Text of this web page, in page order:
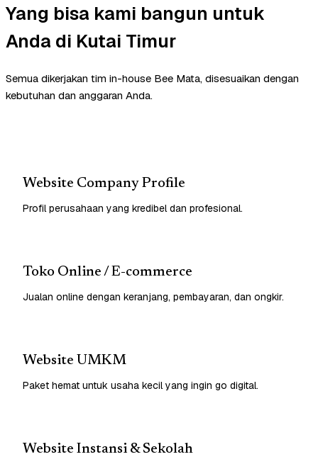
Yang bisa kami bangun untuk
Anda di Kutai Timur
Semua dikerjakan tim in-house Bee Mata, disesuaikan dengan
kebutuhan dan anggaran Anda.
Website Company Profile
Profil perusahaan yang kredibel dan profesional.
Toko Online / E-commerce
Jualan online dengan keranjang, pembayaran, dan ongkir.
Website UMKM
Paket hemat untuk usaha kecil yang ingin go digital.
Website Instansi & Sekolah